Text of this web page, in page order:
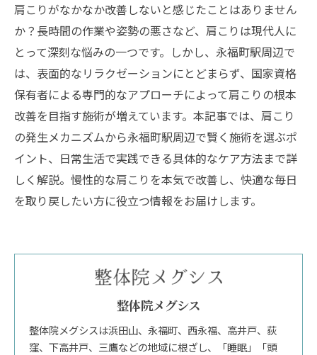
肩こりがなかなか改善しないと感じたことはありません
か？長時間の作業や姿勢の悪さなど、肩こりは現代人に
とって深刻な悩みの一つです。しかし、永福町駅周辺で
は、表面的なリラクゼーションにとどまらず、国家資格
保有者による専門的なアプローチによって肩こりの根本
改善を目指す施術が増えています。本記事では、肩こり
の発生メカニズムから永福町駅周辺で賢く施術を選ぶポ
イント、日常生活で実践できる具体的なケア方法まで詳
しく解説。慢性的な肩こりを本気で改善し、快適な毎日
を取り戻したい方に役立つ情報をお届けします。
整体院メグシス
整体院メグシスは浜田山、永福町、西永福、高井戸、荻
窪、下高井戸、三鷹などの地域に根ざし、「睡眠」「頭